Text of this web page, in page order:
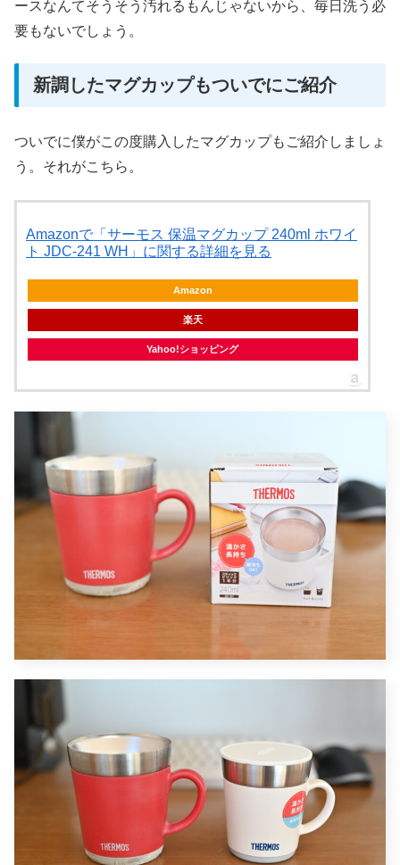
ースなんてそうそう汚れるもんじゃないから、毎日洗う必
要もないでしょう。
新調したマグカップもついでにご紹介
ついでに僕がこの度購入したマグカップもご紹介しましょ
う。それがこちら。
Amazonで「サーモス 保温マグカップ 240ml ホワイ
ト JDC-241 WH」に関する詳細を見る
Amazon
楽天
Yahoo!ショッピング